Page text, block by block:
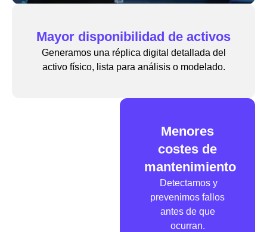
Mayor disponibilidad de activos
Generamos una réplica digital detallada del
activo físico, lista para análisis o modelado.
Menores
costes de
mantenimiento
Detectamos y
prevenimos fallos
antes de que
ocurran.